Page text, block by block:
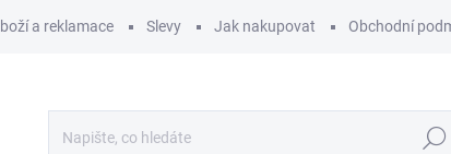
a reklamace Slevy Jak nakupovat Obchodní
Hledat